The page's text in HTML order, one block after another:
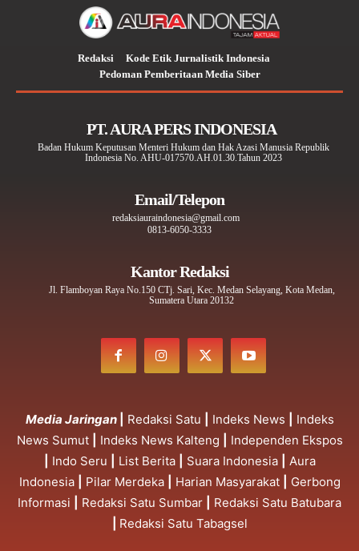
Redaksi
Kode Etik Jurnalistik Indonesia
Pedoman Pemberitaan Media Siber
PT. AURA PERS INDONESIA
Badan Hukum Keputusan Menteri Hukum dan Hak Azasi Manusia Republik
Indonesia No. AHU-017570.AH.01.30.Tahun 2023
Email/Telepon
redaksiauraindonesia@gmail.com
0813-6050-3333
Kantor Redaksi
Jl. Flamboyan Raya No.150 CTj. Sari, Kec. Medan Selayang, Kota Medan,
Sumatera Utara 20132
Media Jaringan Redaksi Satu Indeks News
Indeks
News Sumut
Indeks News Kalteng
Independen Ekspos
Indo Seru List Berita Suara Indonesia
Aura
Indonesia
Pilar Merdeka Harian Masyarakat
Gerbong
Informasi
Redaksi Satu Sumbar
Redaksi Satu Batubara
Redaksi Satu Tabagsel